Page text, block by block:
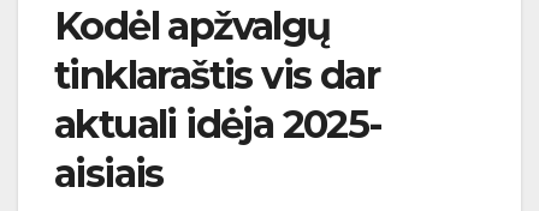
Kodėl apžvalgų
tinklaraštis vis dar
aktuali idėja 2025-
aisiais